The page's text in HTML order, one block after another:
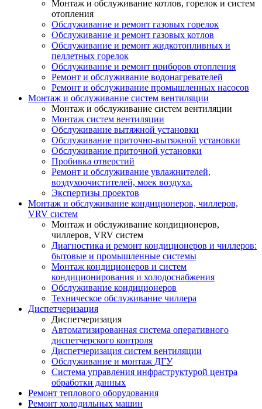
Монтаж и обслуживание котлов, горелок и систем
отопления
Обслуживание и ремонт газовых горелок
Обслуживание и ремонт газовых котлов
Обслуживание и ремонт жидкотопливных и
пеллетных горелок
Обслуживание и ремонт приборов отопления
Ремонт и обслуживание водонагревателей
Ремонт и обслуживание промышленных насосов
Монтаж и обслуживание систем вентиляции
Монтаж и обслуживание систем вентиляции
Монтаж систем вентиляции
Обслуживание вытяжной установки
Обслуживание приточно-вытяжной установки
Обслуживание приточной установки
Пробивка отверстий
Ремонт и обслуживание увлажнителей,
воздухоочистителей, моек воздуха.
Экспертизы проектов
Монтаж и обслуживание кондиционеров, чиллеров,
VRV систем
Монтаж и обслуживание кондиционеров,
чиллеров, VRV систем
Диагностика и ремонт кондиционеров и чиллеров:
бытовые и промышленные системы
Монтаж кондиционеров и систем
кондиционирования и холодоснабжения
Обслуживание кондиционеров
Техническое обслуживание чиллера
Диспетчеризация
Диспетчеризация
Автоматизированная система оперативного
диспетчерского контроля
Диспетчеризация систем вентиляции
Обслуживание и монтаж ДГУ
Система управления инфраструктурой центра
обработки данных
Ремонт теплового оборудования
Ремонт холодильных машин